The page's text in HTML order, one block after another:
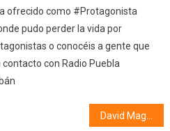
ofrecido como #Protagonista
pudo perder la vida por
o conocéis a gente que
con Radio Puebla
David Magán (21/11/22)